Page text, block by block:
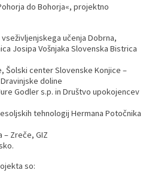
do Bohorja«, projektno
učenja Dobrna,
Josipa Vošnjaka Slovenska Bistrica
Šolski center Slovenske Konjice –
doline
Godler s.p. in Društvo upokojencev
tehnologij Hermana Potočnika
– Zreče, GIZ
so: